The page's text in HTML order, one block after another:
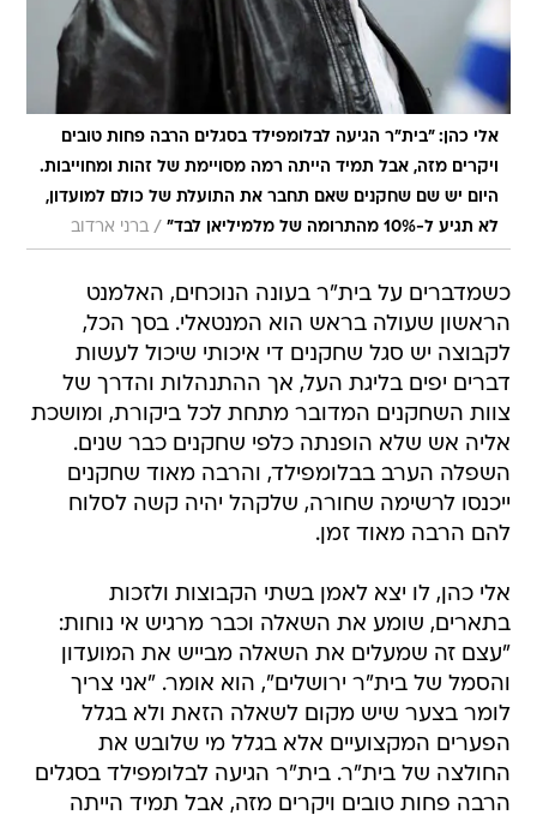
אלי כהן: "בית"ר הגיעה לבלומפילד בסגלים הרבה פחות טובים
ויקרים מזה, אבל תמיד הייתה רמה מסויימת של זהות ומחוייבות.
היום יש שם שחקנים שאם תחבר את התועלת של כולם למועדון,
לא תגיע ל-10% מהתרומה של מלמיליאן לבד"
/ ברני ארדוב
כשמדברים על בית"ר בעונה הנוכחים, האלמנט
הראשון שעולה בראש הוא המנטאלי. בסך הכל,
לקבוצה יש סגל שחקנים די איכותי שיכול לעשות
דברים יפים בליגת העל, אך ההתנהלות והדרך של
צוות השחקנים המדובר מתחת לכל ביקורת, ומושכת
אליה אש שלא הופנתה כלפי שחקנים כבר שנים.
השפלה הערב בבלומפילד, והרבה מאוד שחקנים
ייכנסו לרשימה שחורה, שלקהל יהיה קשה לסלוח
להם הרבה מאוד זמן.
אלי כהן, לו יצא לאמן בשתי הקבוצות ולזכות
בתארים, שומע את השאלה וכבר מרגיש אי נוחות:
"עצם זה שמעלים את השאלה מבייש את המועדון
והסמל של בית"ר ירושלים", הוא אומר. "אני צריך
לומר בצער שיש מקום לשאלה הזאת ולא בגלל
הפערים המקצועיים אלא בגלל מי שלובש את
החולצה של בית"ר. בית"ר הגיעה לבלומפילד בסגלים
הרבה פחות טובים ויקרים מזה, אבל תמיד הייתה